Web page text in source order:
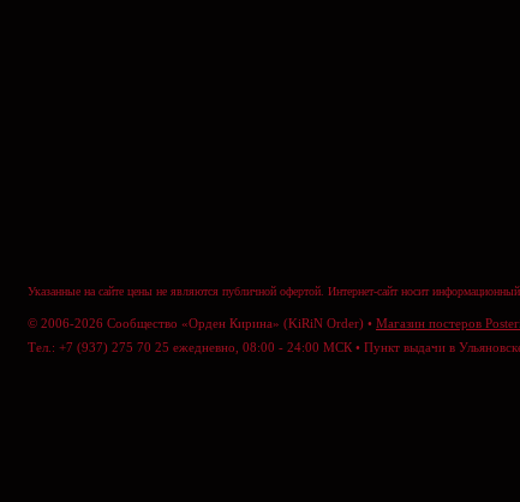
Указанные на сайте цены не являются публичной офертой. Интернет-сайт носит
© 2006-2026 Сообщество «Орден Кирина» (KiRiN Order) • Магазин постеров
Тел.: +7 (937) 275 70 25 ежедневно, 08:00 - 24:00 МСК • Пункт выдачи в